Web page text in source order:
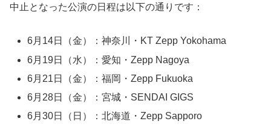
中止となった公演の日程は以下の通りです：
6月14日（金）：神奈川・KT Zepp Yokohama
6月19日（水）：愛知・Zepp Nagoya
6月21日（金）：福岡・Zepp Fukuoka
6月28日（金）：宮城・SENDAI GIGS
6月30日（日）：北海道・Zepp Sapporo